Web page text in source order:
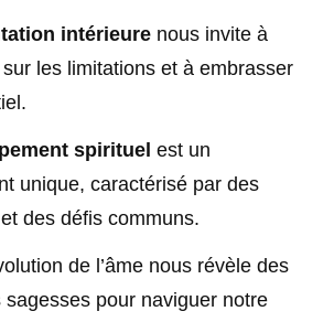
intérieure nous invite à
sur les limitations et à embrasser
spirituel est un
unique, caractérisé par des
des défis communs.
de l’âme nous révèle des
sagesses pour naviguer notre